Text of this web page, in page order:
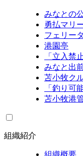
みなとの
勇払マリ
フェリー
港園亭
「立入禁
みなと出
苫小牧ク
「釣り可
苫小牧港
組織紹介
組織概要